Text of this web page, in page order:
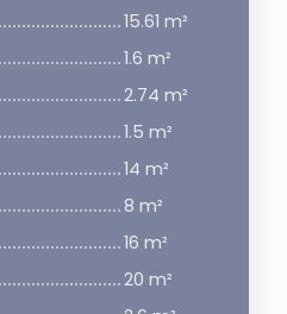
15.61 m²
1.6 m²
2.74 m²
1.5 m²
14 m²
8 m²
16 m²
20 m²